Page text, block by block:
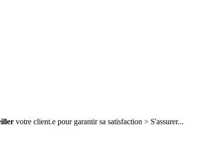
votre client.e pour garantir sa satisfaction > S'assurer...